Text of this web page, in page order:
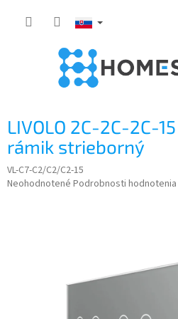
LIVOLO 2C-2C-2C-
rámik strieborný
VL-C7-C2/C2/C2-15
Priemerné
Neohodnotené Podrobnosti hodnotenia